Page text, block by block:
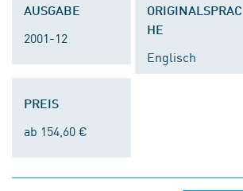
AUSGABE
2001-12
ORIGINALSPRAC
HE
Englisch
PREIS
ab 154,60 €